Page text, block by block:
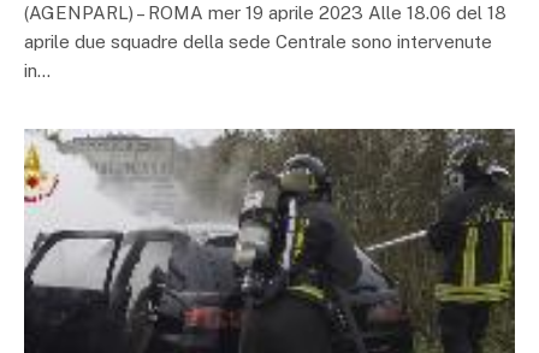
(AGENPARL) – ROMA mer 19 aprile 2023 Alle 18.06 del 18
aprile due squadre della sede Centrale sono intervenute
in…